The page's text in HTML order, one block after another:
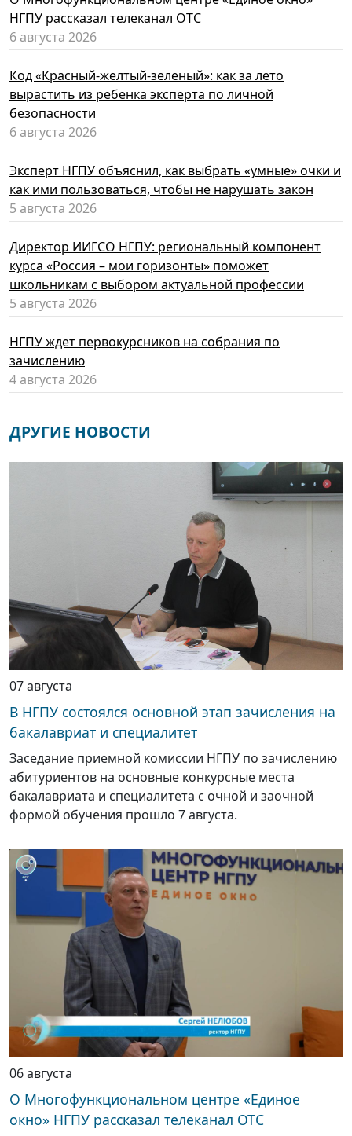
НГПУ рассказал телеканал ОТС
6 августа 2026
Код «Красный-желтый-зеленый»: как за лето
вырастить из ребенка эксперта по личной
безопасности
6 августа 2026
Эксперт НГПУ объяснил, как выбрать «умные» очки и
как ими пользоваться, чтобы не нарушать закон
5 августа 2026
Директор ИИГСО НГПУ: региональный компонент
курса «Россия – мои горизонты» поможет
школьникам с выбором актуальной профессии
5 августа 2026
НГПУ ждет первокурсников на собрания по
зачислению
4 августа 2026
ДРУГИЕ НОВОСТИ
07 августа
В НГПУ состоялся основной этап зачисления на
бакалавриат и специалитет
Заседание приемной комиссии НГПУ по зачислению
абитуриентов на основные конкурсные места
бакалавриата и специалитета с очной и заочной
формой обучения прошло 7 августа.
06 августа
О Многофункциональном центре «Единое
окно» НГПУ рассказал телеканал ОТС